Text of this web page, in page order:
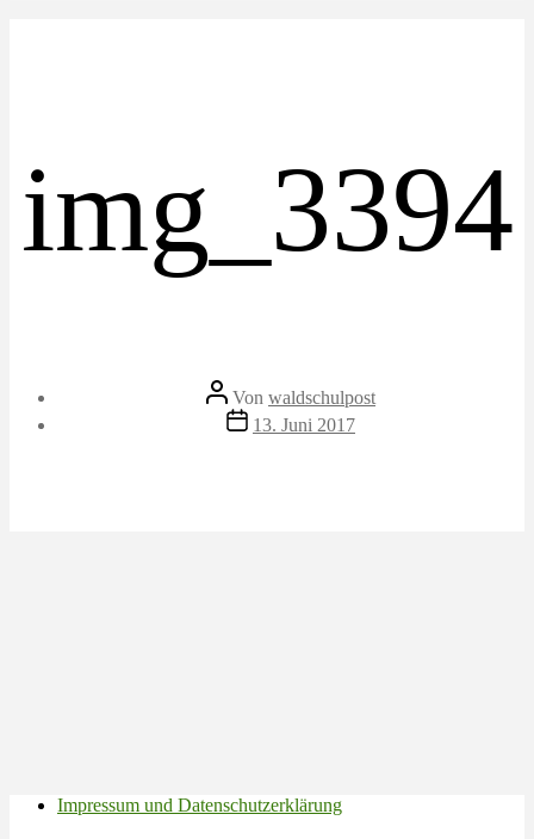
img_3394
Beitragsautor
Von waldschulpost
Veröffentlichungsdatum
13. Juni 2017
Impressum und Datenschutzerklärung